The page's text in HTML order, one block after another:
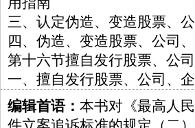
三、认定伪造、变造股票、
四、伪造、变造股票、公司
第十六节擅自发行股票、公
一、擅自发行股票、公司、
编辑首语： 本书对《最高人